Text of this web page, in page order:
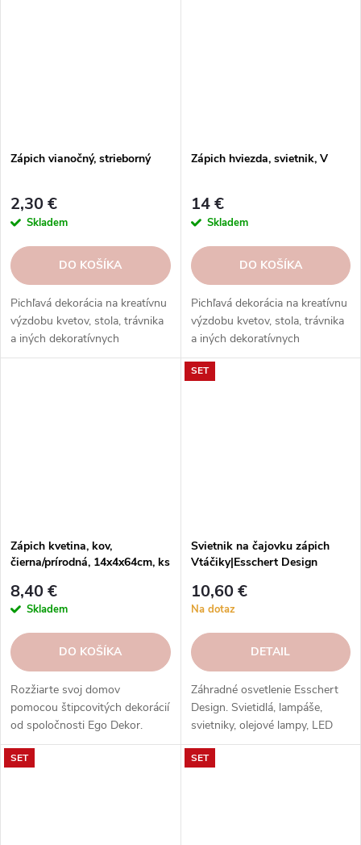
Zápich vianočný, strieborný
2,30 €
Skladem
DO KOŠÍKA
Pichľavá dekorácia na kreatívnu
výzdobu kvetov, stola, trávnika
a iných dekoratívnych
aranžmánov. Objednajte si ju
Zápich hviezda, svietnik, V
14 €
Skladem
DO KOŠÍKA
Pichľavá dekorácia na kreatívnu
výzdobu kvetov, stola, trávnika
a iných dekoratívnych
aranžmánov. Objednajte si ju
ešte dnes.
Zápich kvetina, kov,
čierna/prírodná, 14x4x64cm, ks
8,40 €
Skladem
DO KOŠÍKA
Rozžiarte svoj domov
pomocou štipcovitých dekorácií
od spoločnosti Ego Dekor.
Vysokokvalitné výrobky s
prírodnými motívmi dodajú
SET
Svietnik na čajovku zápich
Vtáčiky|Esschert Design
10,60 €
Na dotaz
DETAIL
Záhradné osvetlenie Esschert
Design. Svietidlá, lampáše,
svietniky, olejové lampy, LED
svetlá a pochodne v rôznych
dizajnoch pre každú záhradu.
SET SET